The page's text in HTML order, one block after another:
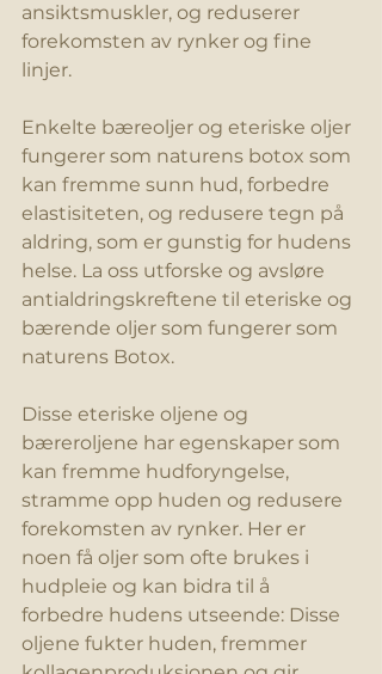
ansiktsmuskler, og reduserer
forekomsten av rynker og fine
linjer.
Enkelte bæreoljer og eteriske oljer
fungerer som naturens botox som
kan fremme sunn hud, forbedre
elastisiteten, og redusere tegn på
aldring, som er gunstig for hudens
helse. La oss utforske og avsløre
antialdringskreftene til eteriske og
bærende oljer som fungerer som
naturens Botox.
Disse eteriske oljene og
bæreroljene har egenskaper som
kan fremme hudforyngelse,
stramme opp huden og redusere
forekomsten av rynker. Her er
noen få oljer som ofte brukes i
hudpleie og kan bidra til å
forbedre hudens utseende: Disse
oljene fukter huden, fremmer